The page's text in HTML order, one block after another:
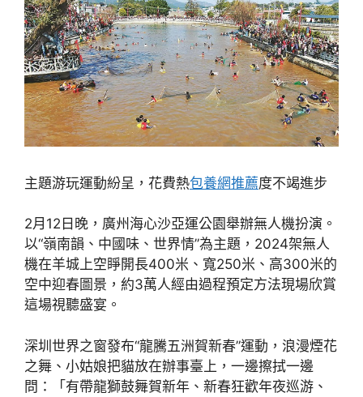
主題游玩運動紛呈，花費熱包養網推薦度不竭進步
2月12日晚，廣州海心沙亞運公園舉辦無人機扮演。
以“嶺南韻、中國味、世界情”為主題，2024架無人
機在羊城上空睜開長400米、寬250米、高300米的
空中迎春圖景，約3萬人經由過程預定方法現場欣賞
這場視聽盛宴。
深圳世界之窗發布“龍騰五洲賀新春”運動，浪漫煙花
之舞、小姑娘把貓放在辦事臺上，一邊擦拭一邊
問：「有帶龍獅鼓舞賀新年、新春狂歡年夜巡游、